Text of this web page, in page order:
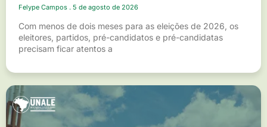
Felype Campos 5 de agosto de 2026
Com menos de dois meses para as eleições de 2026, os
eleitores, partidos, pré-candidatos e pré-candidatas
precisam ficar atentos a